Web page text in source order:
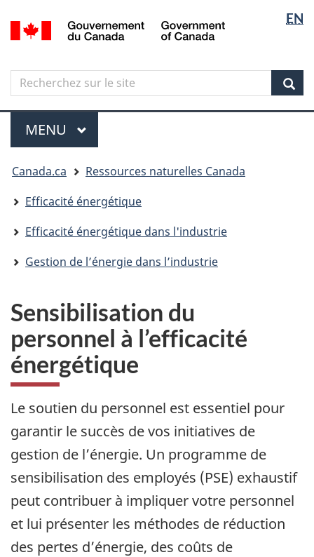
Aller
au
principal
Skip
to
government"
Passer
à
version
simplifiée
langue
EN
Canada
Search
Recherchez
sur
le
site
Menu
MENU PRINCIPAL
êtes
ici
Canada.ca
Ressources naturelles Canada
Efficacité énergétique
Efficacité énergétique dans l'industrie
Gestion de l’énergie dans l’industrie
Sensibilisation du
personnel à l’efficacité
énergétique
Le soutien du personnel est essentiel pour
garantir le succès de vos initiatives de
gestion de l’énergie. Un programme de
sensibilisation des employés (PSE) exhaustif
peut contribuer à impliquer votre personnel
et lui présenter les méthodes de réduction
des pertes d’énergie, des coûts de